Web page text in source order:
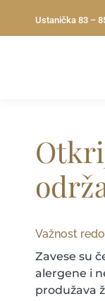
Ustanička 83 –
Važnost
Zavese su
alergene i
produžava